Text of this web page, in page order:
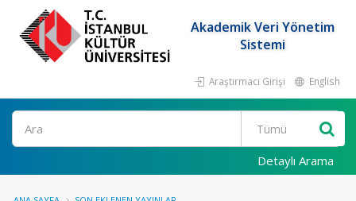
Akademik Veri Yönetim
Sistemi
Araştırmacı Girişi English
Ara
Detaylı Arama